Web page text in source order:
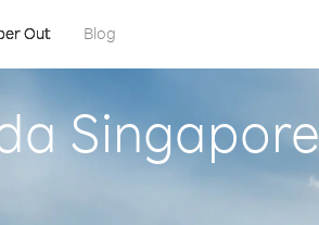
Out Blog
Singapore